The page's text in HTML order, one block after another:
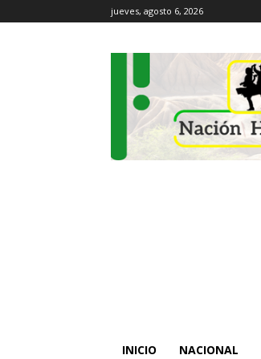
jueves, agosto 6, 2026
INICIO NACIONAL